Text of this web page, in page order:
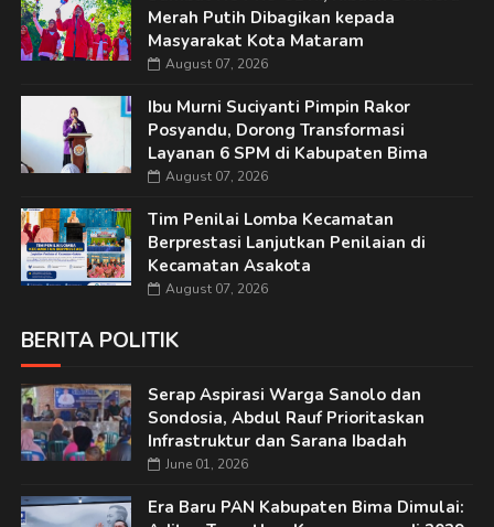
Merah Putih Dibagikan kepada
Masyarakat Kota Mataram
August 07, 2026
Ibu Murni Suciyanti Pimpin Rakor
Posyandu, Dorong Transformasi
Layanan 6 SPM di Kabupaten Bima
August 07, 2026
Tim Penilai Lomba Kecamatan
Berprestasi Lanjutkan Penilaian di
Kecamatan Asakota
August 07, 2026
BERITA POLITIK
Serap Aspirasi Warga Sanolo dan
Sondosia, Abdul Rauf Prioritaskan
Infrastruktur dan Sarana Ibadah
June 01, 2026
Era Baru PAN Kabupaten Bima Dimulai: